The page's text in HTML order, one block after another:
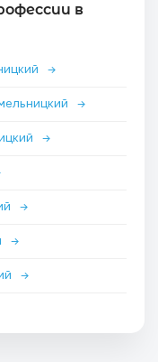
в
→
→
→
→
→
→